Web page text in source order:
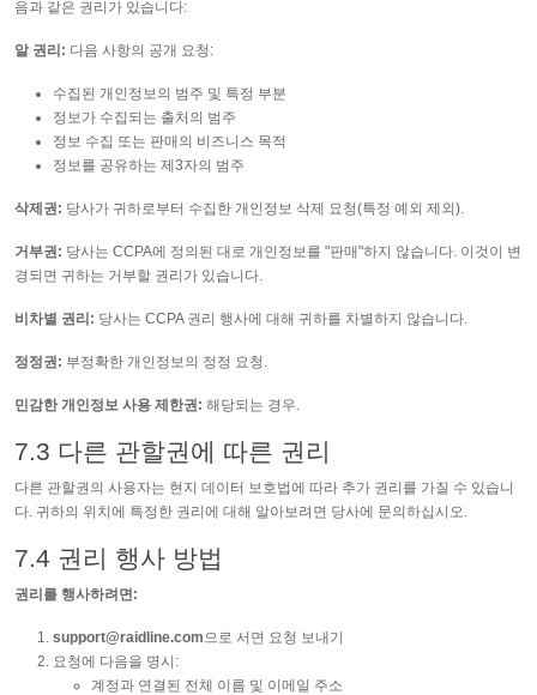
음과 같은 권리가 있습니다:
알 권리: 다음 사항의 공개 요청:
수집된 개인정보의 범주 및 특정 부분
정보가 수집되는 출처의 범주
정보 수집 또는 판매의 비즈니스 목적
정보를 공유하는 제3자의 범주
삭제권: 당사가 귀하로부터 수집한 개인정보 삭제 요청(특정 예외 제외).
거부권: 당사는 CCPA에 정의된 대로 개인정보를 "판매"하지 않습니다. 이것이 변
경되면 귀하는 거부할 권리가 있습니다.
비차별 권리: 당사는 CCPA 권리 행사에 대해 귀하를 차별하지 않습니다.
정정권: 부정확한 개인정보의 정정 요청.
민감한 개인정보 사용 제한권: 해당되는 경우.
7.3 다른 관할권에 따른 권리
다른 관할권의 사용자는 현지 데이터 보호법에 따라 추가 권리를 가질 수 있습니
다. 귀하의 위치에 특정한 권리에 대해 알아보려면 당사에 문의하십시오.
7.4 권리 행사 방법
권리를 행사하려면:
support@raidline.com으로 서면 요청 보내기
요청에 다음을 명시:
계정과 연결된 전체 이름 및 이메일 주소